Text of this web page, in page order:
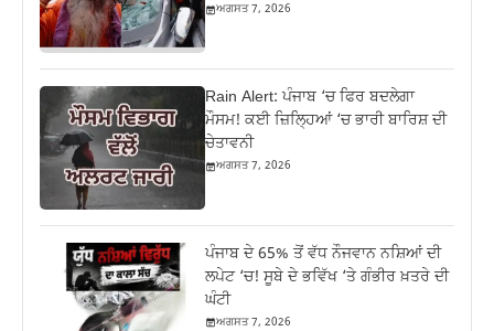
ਅਗਸਤ 7, 2026
Rain Alert: ਪੰਜਾਬ ‘ਚ ਫਿਰ ਬਦਲੇਗਾ
ਮੌਸਮ! ਕਈ ਜ਼ਿਲ੍ਹਿਆਂ ‘ਚ ਭਾਰੀ ਬਾਰਿਸ਼ ਦੀ
ਚੇਤਾਵਨੀ
ਅਗਸਤ 7, 2026
ਪੰਜਾਬ ਦੇ 65% ਤੋਂ ਵੱਧ ਨੌਜਵਾਨ ਨਸ਼ਿਆਂ ਦੀ
ਲਪੇਟ ‘ਚ! ਸੂਬੇ ਦੇ ਭਵਿੱਖ ‘ਤੇ ਗੰਭੀਰ ਖ਼ਤਰੇ ਦੀ
ਘੰਟੀ
ਅਗਸਤ 7, 2026